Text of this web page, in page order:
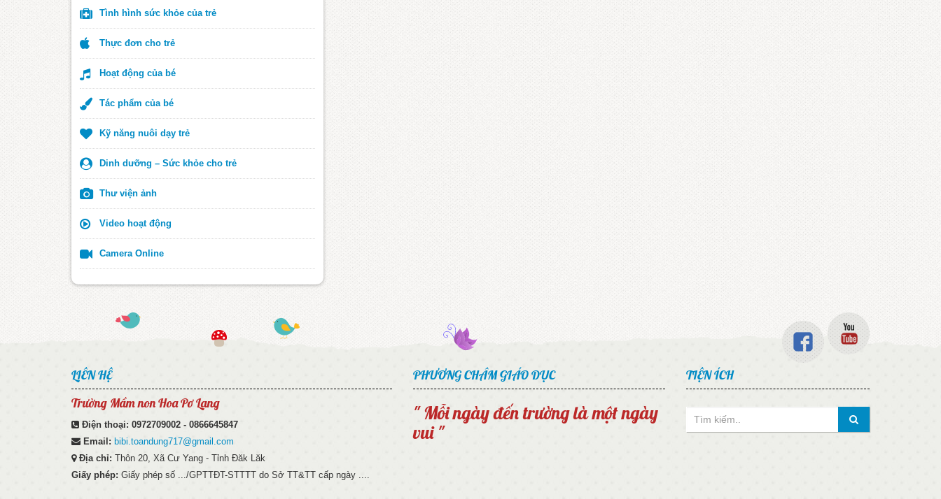
Tình hình sức khỏe của trẻ
Thực đơn cho trẻ
Hoạt động của bé
Tác phẩm của bé
Kỹ năng nuôi dạy trẻ
Dinh dưỡng – Sức khỏe cho trẻ
Thư viện ảnh
Video hoạt động
Camera Online
LIÊN HỆ
Trường Mầm non Hoa Pơ Lang
Điện thoại: 0972709002 - 0866645847
Email: bibi.toandung717@gmail.com
Địa chỉ: Thôn 20, Xã Cư Yang - Tỉnh Đăk Lăk
Giấy phép: Giấy phép số .../GPTTĐT-STTTT do Sở TT&TT cấp ngày ....
PHƯƠNG CHÂM GIÁO DỤC
" Mỗi ngày đến trường là một ngày
vui "
TIỆN ÍCH